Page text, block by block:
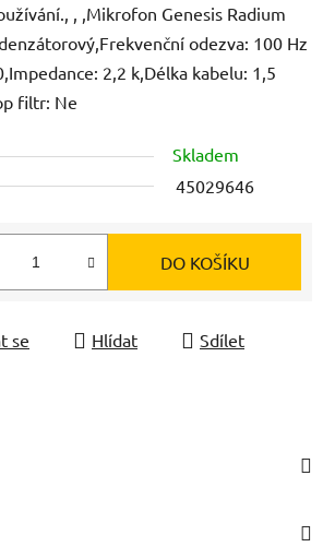
, ,Mikrofon Genesis Radium
odezva: 100 Hz
2,2 k,Délka kabelu: 1,5
filtr: Ne
Skladem
45029646
DO KOŠÍKU
se Hlídat Sdílet